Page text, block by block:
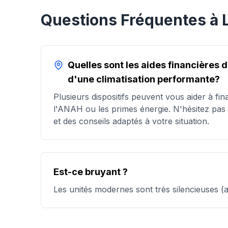
Questions Fréquentes à
Quelles sont les aides financières
d'une climatisation performante?
Plusieurs dispositifs peuvent vous aider à
l'ANAH ou les primes énergie. N'hésitez
et des conseils adaptés à votre situation.
Est-ce bruyant ?
Les unités modernes sont très silencieuses